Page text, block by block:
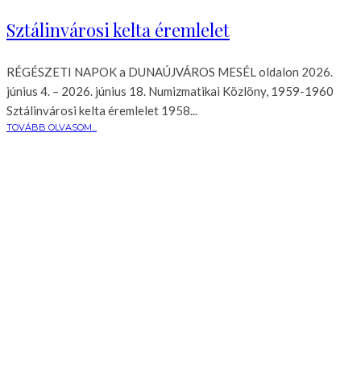
Sztálinvárosi kelta éremlelet
RÉGÉSZETI NAPOK a DUNAÚJVÁROS MESÉL oldalon 2026.
június 4. – 2026. június 18. Numizmatikai Közlöny, 1959-1960
Sztálinvárosi kelta éremlelet 1958...
TOVÁBB OLVASOM...